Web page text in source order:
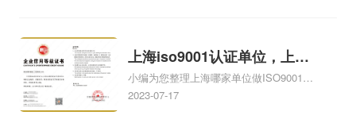
管理体系证书相关iso体系认证知识，详情
可查看下方正文！
上海iso9001认证单位，上海
iso9001认证单位多少钱
小编为您整理上海哪家单位做ISO9001、
上海ISO认证单位/公司/机构在哪里、上海
2023-07-17